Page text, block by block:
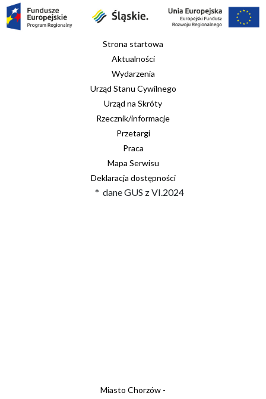
Strona startowa
Aktualności
Wydarzenia
Urząd Stanu Cywilnego
Urząd na Skróty
Rzecznik/informacje
Przetargi
Praca
Mapa Serwisu
Deklaracja dostępności
* dane GUS z VI.2024
Miasto Chorzów -